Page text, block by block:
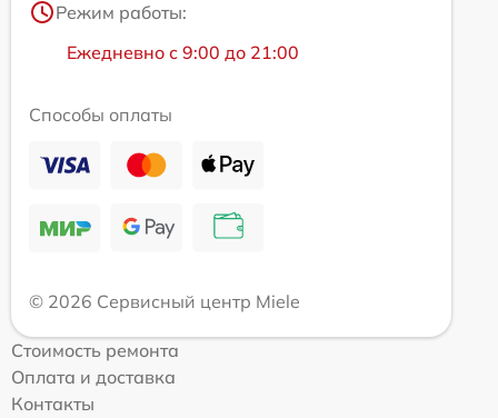
Режим работы:
Ежедневно с 9:00 до 21:00
Способы оплаты
© 2026 Сервисный центр Miele
Стоимость ремонта
Оплата и доставка
Контакты